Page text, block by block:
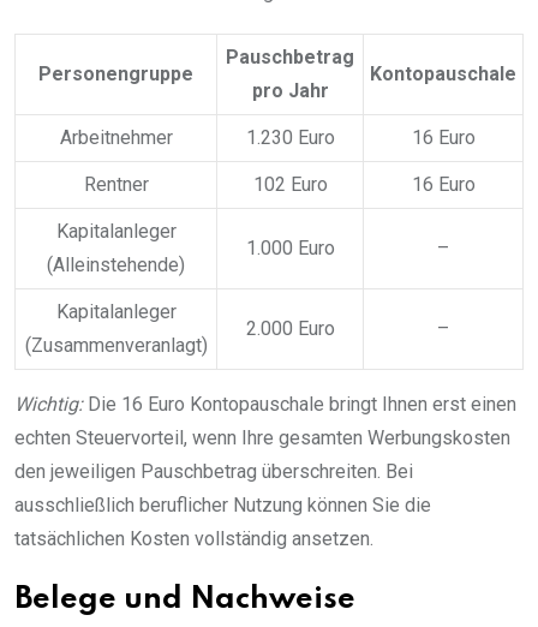
Personengruppe
Pauschbetrag
pro Jahr
Kontopauschale
Arbeitnehmer 1.230 Euro 16 Euro
Rentner 102 Euro 16 Euro
Kapitalanleger
(Alleinstehende)
1.000 Euro –
Kapitalanleger
(Zusammenveranlagt)
2.000 Euro –
Wichtig:Die 16 Euro Kontopauschale bringt Ihnen erst einen
echten Steuervorteil, wenn Ihre gesamten Werbungskosten
den jeweiligen Pauschbetrag überschreiten. Bei
ausschließlich beruflicher Nutzung können Sie die
tatsächlichen Kosten vollständig ansetzen.
Belege und Nachweise